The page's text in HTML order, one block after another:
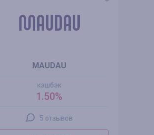
MAUDAU
кэшбэк
1.50%
5 отзывов